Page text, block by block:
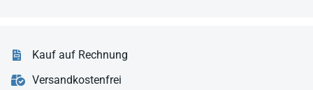
Kauf auf Rechnung
Versandkostenfrei